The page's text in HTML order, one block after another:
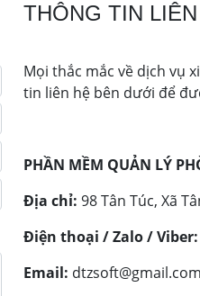
THÔNG TIN
Mọi thắc mắc về dịch vụ
tin liên hệ bên dưới để
PHẦN MỀM QUẢN LÝ
Địa chỉ: 98 Tân Túc, Xã
Điện thoại / Zalo / Viber:
Email: dtzsoft@gmail.com